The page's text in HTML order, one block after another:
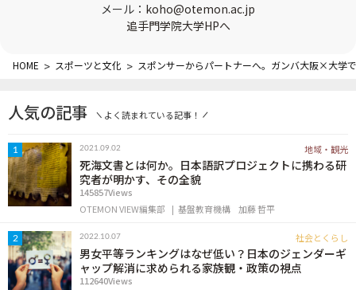
メール： koho@otemon.ac.jp
追手門学院大学HPへ
HOME > スポーツと文化 > スポンサーからパートナーへ。ガンバ大阪×大学
人気の記事 よく読まれている記事！
1 2021.09.02 地域・観光
死海文書とは何か。日本語訳プロジェクトに携わる研
究者が明かす、その全貌
145857Views
OTEMON VIEW編集部
基盤教育機構 加藤 哲平
2 2022.10.07 社会とくらし
男女平等ランキングはなぜ低い？日本のジェンダーギ
ャップ解消に求められる家族観・政策の視点
112640Views